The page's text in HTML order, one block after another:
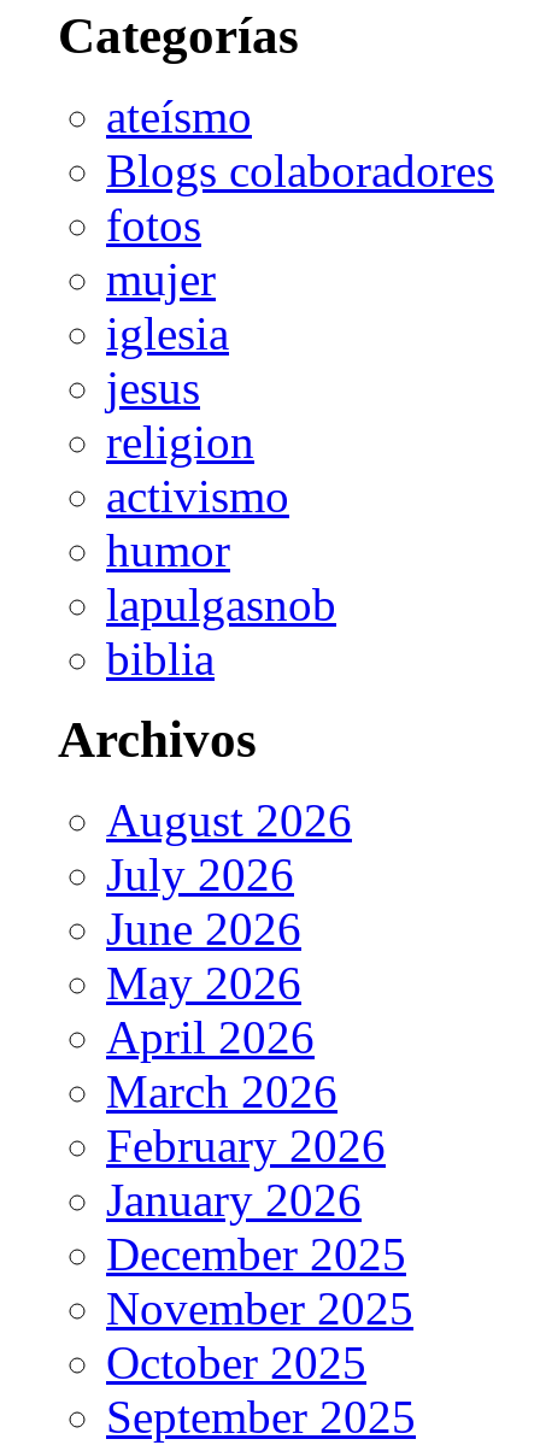
Categorías
ateísmo
Blogs colaboradores
fotos
mujer
iglesia
jesus
religion
activismo
humor
lapulgasnob
biblia
Archivos
August 2026
July 2026
June 2026
May 2026
April 2026
March 2026
February 2026
January 2026
December 2025
November 2025
October 2025
September 2025